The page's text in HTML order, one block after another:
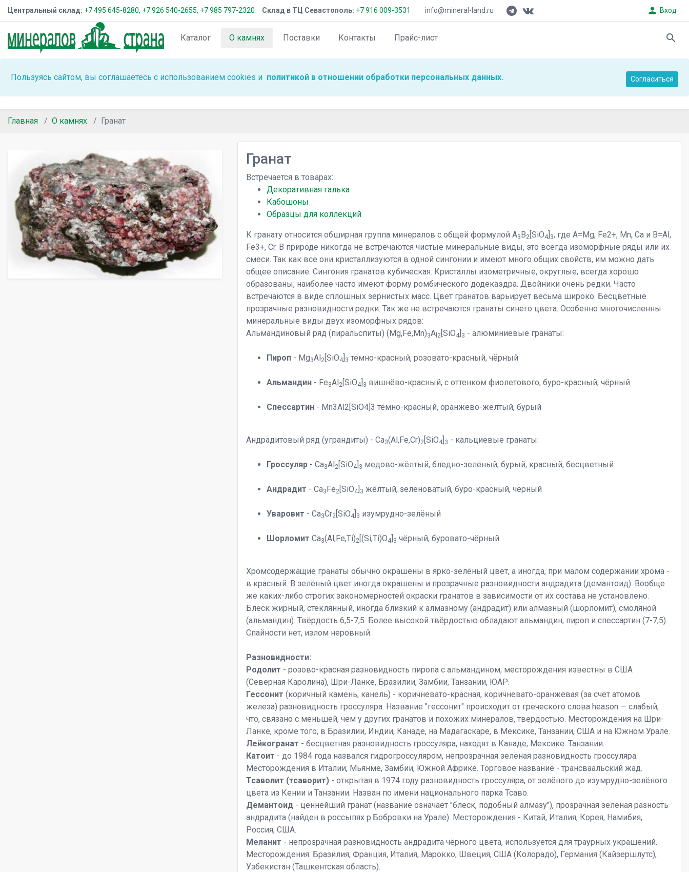
Центральный склад: +7 495 645-8280, +7 926 540-2655, +7 985 797-2320 Склад в ТЦ Севастополь: +7 916 009-3531 info@mineral-land.ru person Вход
Каталог О камнях Поставки Контакты Прайс-лист search
Пользуясь сайтом, вы соглашаетесь с использованием cookies и политикой в отношении обработки персональных данных. Согласиться
Главная О камнях Гранат
Гранат
Встречается в товарах:
Декоративная галька
Кабошоны
Образцы для коллекций
К гранату относится обширная группа минералов с общей формулой A3B2[SiO4] 3, где A=Mg, Fe2+, Mn, Ca и B=Al,
Fe3+, Cr. В природе никогда не встречаются чистые минеральные виды, это всегда изоморфные ряды или их
смеси. Так как все они кристаллизуются в одной сингонии и имеют много общих свойств, им можно дать
общее описание. Сингония гранатов кубическая. Кристаллы изометричные, округлые, всегда хорошо
образованы, наиболее часто имеют форму ромбического додекаэдра. Двойники очень редки. Часто
встречаются в виде сплошных зернистых масс. Цвет гранатов варьирует весьма широко. Бесцветные
прозрачные разновидности редки. Так же не встречаются гранаты синего цвета. Особенно многочисленны
минеральные виды двух изоморфных рядов:
Альмандиновый ряд (пиральспиты) (Mg,Fe,Mn)3Al2[SiO4] 3 - алюминиевые гранаты:
Пироп- Mg3Al2[SiO4] 3 тёмно-красный, розовато-красный, чёрный
Альмандин- Fe3Al2[SiO4] 3 вишнёво-красный, с оттенком фиолетового, буро-красный, чёрный
Спессартин- Mn3Al2[SiO4]3 тёмно-красный, оранжево-жёлтый, бурый
Андрадитовый ряд (уграндиты) - Ca3(Al,Fe,Cr)2[SiO4] 3 - кальциевые гранаты:
Гроссуляр- Ca3Al2[SiO4] 3 медово-жёлтый, бледно-зелёный, бурый, красный, бесцветный
Андрадит - Ca3Fe2[SiO4] 3 жёлтый, зеленоватый, буро-красный, чёрный
Уваровит - Ca3Cr2[SiO4] 3 изумрудно-зелёный
Шорломит Ca3(Al,Fe,Ti)2[(Si,Ti)O4] 3 чёрный, буровато-чёрный
Хромсодержащие гранаты обычно окрашены в ярко-зелёный цвет, а иногда, при малом содержании хрома -
в красный. В зелёный цвет иногда окрашены и прозрачные разновидности андрадита (демантоид). Вообще
же каких-либо строгих закономерностей окраски гранатов в зависимости от их состава не установлено.
Блеск жирный, стеклянный, иногда близкий к алмазному (андрадит) или алмазный (шорломит), смоляной
(альмандин). Твёрдость 6,5-7,5. Более высокой твёрдостью обладают альмандин, пироп и спессартин (7-7,5).
Спайности нет, излом неровный.
Разновидности:
Родолит - розово-красная разновидность пиропа с альмандином, месторождения известны в США
(Северная Каролина), Шри-Ланке, Бразилии, Замбии, Танзании, ЮАР.
Гессонит (коричный камень, канель) - коричневато-красная, коричневато-оранжевая (за счет атомов
железа) разновидность гроссуляра. Название "гессонит" происходит от греческого слова heason — слабый,
что, связано с меньшей, чем у других гранатов и похожих минералов, твердостью. Месторождения на Шри-
Ланке, кроме того, в Бразилии, Индии, Канаде, на Мадагаскаре, в Мексике, Танзании, США и на Южном Урале.
Лейкогранат - бесцветная разновидность гроссуляра, находят в Канаде, Мексике. Танзании.
Катоит - до 1984 года назвался гидрогроссуляром, непрозрачная зелёная разновидность гроссуляра.
Месторождения в Италии, Мьянме, Замбии, Южной Африке. Торговое название - трансваальский жад.
Тсаволит (тсаворит)- открытая в 1974 году разновидность гроссуляра, от зелёного до изумрудно-зелёного
цвета из Кении и Танзании. Назван по имени национального парка Тсаво.
Демантоид- ценнейший гранат (название означает "блеск, подобный алмазу"), прозрачная зелёная разность
андрадита (найден в россыпях р.Бобровки на Урале). Месторождения - Китай, Италия, Корея, Намибия,
Россия, США.
Меланит - непрозрачная разновидность андрадита чёрного цвета, используется для траурных украшений.
Месторождения: Бразилия, Франция, Италия, Марокко, Швеция, США (Колорадо), Германия (Кайзершлутс),
Узбекистан (Ташкентская область).